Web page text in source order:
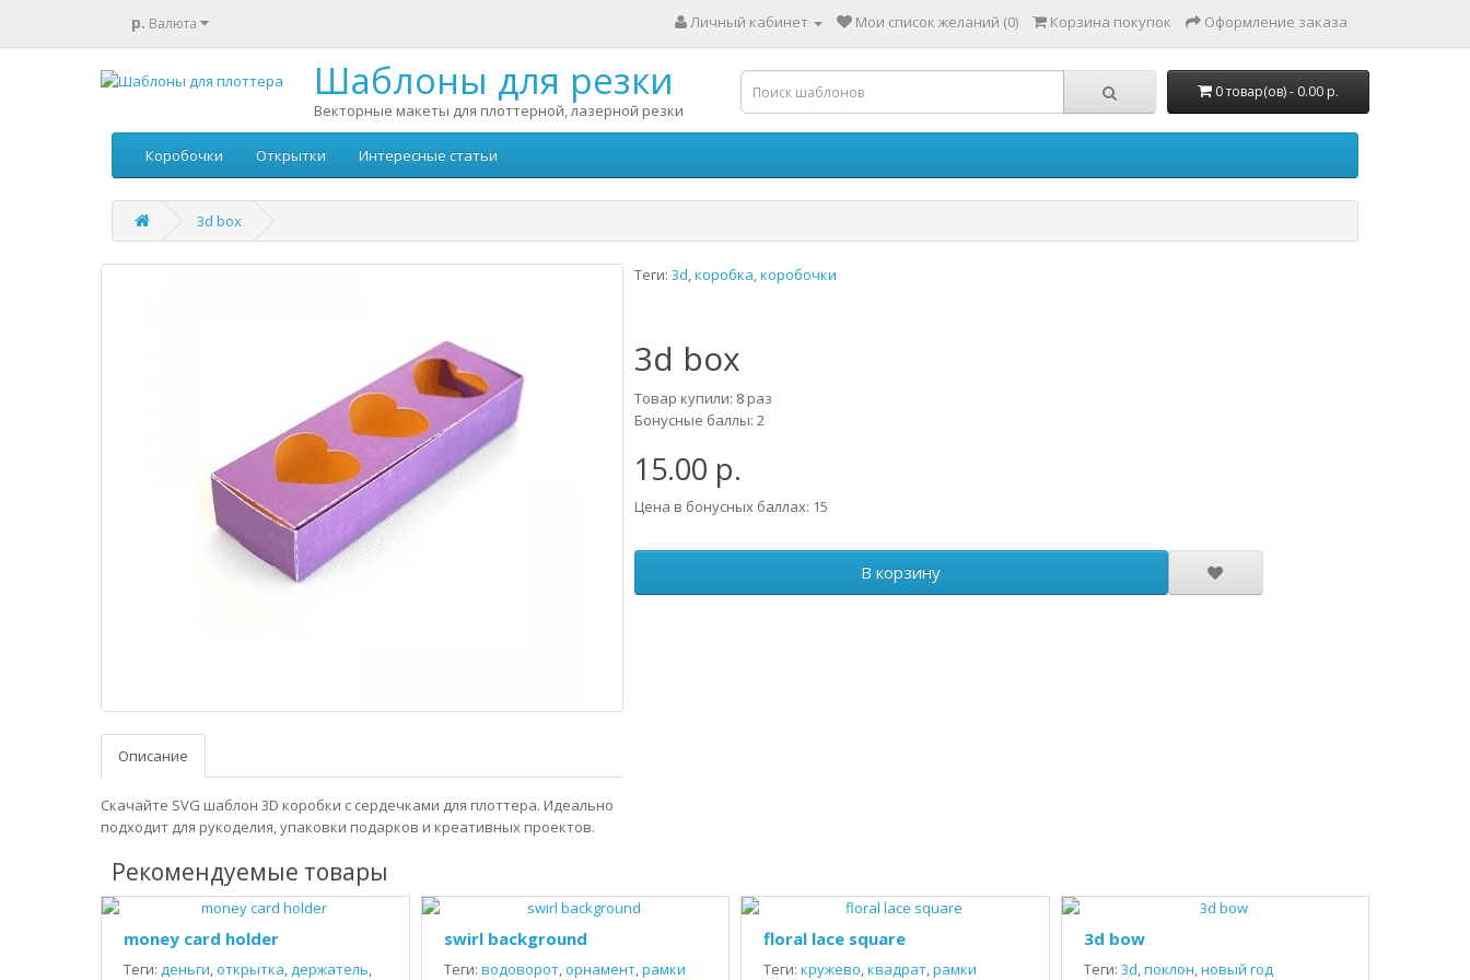
р. Валюта Личный кабинет Мои список желаний (0) Корзина покупок Оформление заказа
Шаблоны для резки
Векторные макеты для плоттерной, лазерной резки
0 товар(ов) - 0.00 р.
Коробочки Открытки Интересные статьи
3d box
Описание
Скачайте SVG шаблон 3D коробки с сердечками для плоттера. Идеально
подходит для рукоделия, упаковки подарков и креативных проектов.
Теги: 3d,коробка,коробочки
3d box
Товар купили: 8 раз
Бонусные баллы: 2
15.00 р.
Цена в бонусных баллах: 15
В корзину
Рекомендуемые товары
money card holder
Теги: деньги,открытка,держатель,
swirl background
Теги: водоворот,орнамент,рамки
floral lace square
Теги: кружево,квадрат,рамки
3d bow
Теги: 3d,поклон,новый год